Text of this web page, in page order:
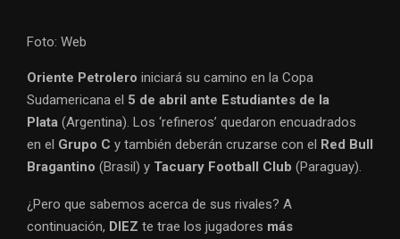
Foto: Web
Oriente Petrolero iniciará su camino en la Copa
Sudamericana el 5 de abril ante Estudiantes de la
Plata (Argentina). Los ‘refineros’ quedaron encuadrados
en el Grupo C y también deberán cruzarse con el Red Bull
Bragantino (Brasil) y Tacuary Football Club (Paraguay).
¿Pero que sabemos acerca de sus rivales? A
continuación, DIEZ te trae los jugadores más